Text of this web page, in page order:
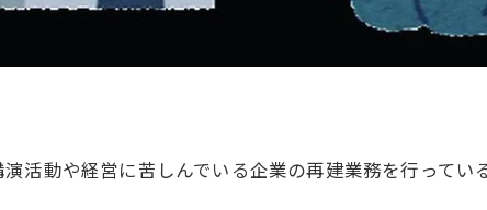
活動や経営に苦しんでいる企業の再建業務を行って